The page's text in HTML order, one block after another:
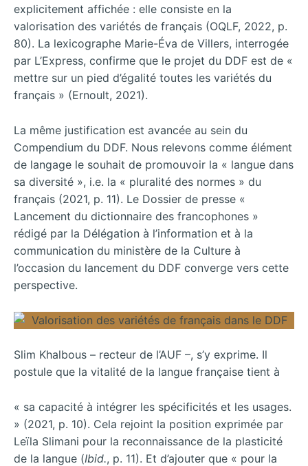
explicitement affichée : elle consiste en la
valorisation des variétés de français (OQLF, 2022, p.
80). La lexicographe Marie-Éva de Villers, interrogée
par L’Express, confirme que le projet du DDF est de «
mettre sur un pied d’égalité toutes les variétés du
français » (Ernoult, 2021).
La même justification est avancée au sein du
Compendium du DDF. Nous relevons comme élément
de langage le souhait de promouvoir la « langue dans
sa diversité », i.e. la « pluralité des normes » du
français (2021, p. 11). Le Dossier de presse «
Lancement du dictionnaire des francophones »
rédigé par la Délégation à l’information et à la
communication du ministère de la Culture à
l’occasion du lancement du DDF converge vers cette
perspective.
Slim Khalbous – recteur de l’AUF –, s’y exprime. Il
postule que la vitalité de la langue française tient à
« sa capacité à intégrer les spécificités et les usages.
» (2021, p. 10). Cela rejoint la position exprimée par
Leïla Slimani pour la reconnaissance de la plasticité
de la langue (Ibid., p. 11). Et d’ajouter que « pour la